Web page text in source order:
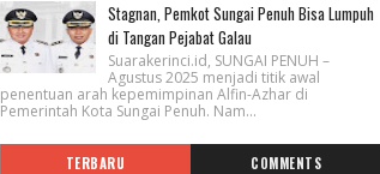
Stagnan, Pemkot Sungai Penuh Bisa Lumpuh
di Tangan Pejabat Galau
Suarakerinci.id, SUNGAI PENUH –
Agustus 2025 menjadi titik awal
penentuan arah kepemimpinan Alfin-Azhar di
Pemerintah Kota Sungai Penuh. Nam...
TERBARU COMMENTS